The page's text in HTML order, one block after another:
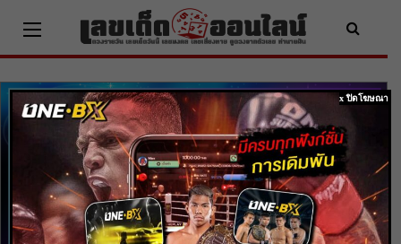
content
ดูดวง
ดูดวง 3 ราศี ภายใน
เดือนตุลาคมนี้ มีลุ้น
เรื่องโชคลาภ ได้รับ
x ปิดโฆษณา